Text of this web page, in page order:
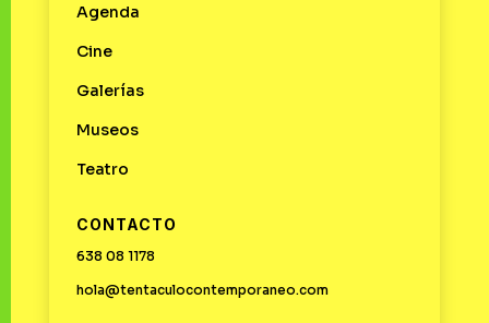
Agenda
Cine
Galerías
Museos
Teatro
CONTACTO
638 08 1178
hola@tentaculocontemporaneo.com